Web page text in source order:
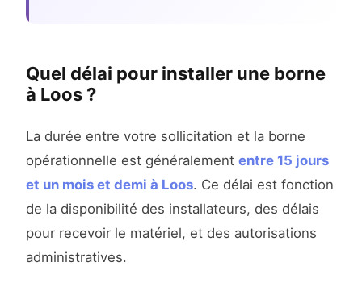
Quel délai pour installer une borne
à Loos ?
La durée entre votre sollicitation et la borne
opérationnelle est généralement entre 15 jours
et un mois et demi à Loos. Ce délai est fonction
de la disponibilité des installateurs, des délais
pour recevoir le matériel, et des autorisations
administratives.